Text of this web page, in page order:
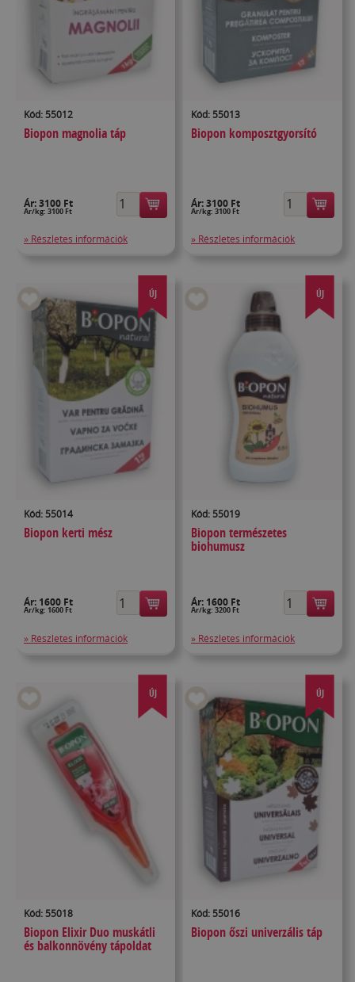
Kód: 55012
Biopon magnolia táp
Ár:3100 Ft
Ár/kg: 3100 Ft
» Részletes információk
Kód: 55013
Biopon komposztgyorsító
Ár:3100 Ft
Ár/kg: 3100 Ft
» Részletes információk
ÚJ
Kód: 55014
Biopon kerti mész
Ár: 1600 Ft
Ár/kg: 1600 Ft
» Részletes információk
ÚJ
Kód: 55019
Biopon természetes
biohumusz
Ár: 1600 Ft
Ár/kg: 3200 Ft
» Részletes információk
ÚJ
Kód: 55018
Biopon Elixir Duo muskátli
és balkonnövény tápoldat
ÚJ
Kód: 55016
Biopon őszi univerzális táp